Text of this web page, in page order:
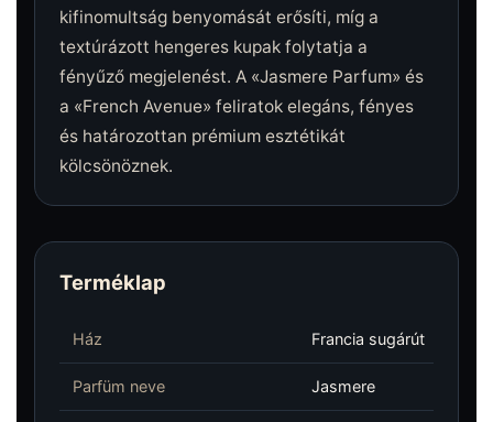
kifinomultság benyomását erősíti, míg a
textúrázott hengeres kupak folytatja a
fényűző megjelenést. A «Jasmere Parfum» és
a «French Avenue» feliratok elegáns, fényes
és határozottan prémium esztétikát
kölcsönöznek.
Terméklap
Ház Francia sugárút
Parfüm neve Jasmere